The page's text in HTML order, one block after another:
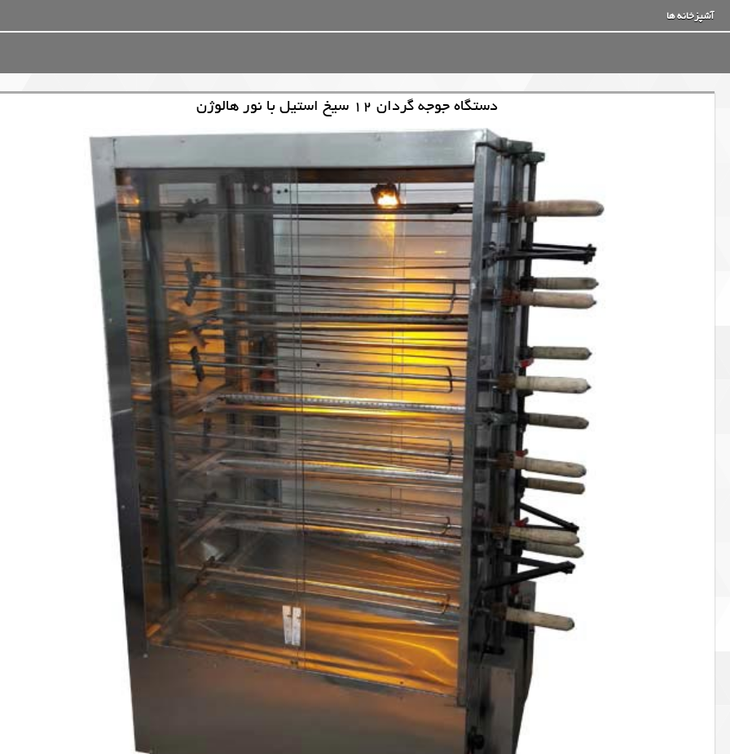
آشپزخانه ها
دستگاه جوجه گردان 12 سیخ استیل با نور هالوژن